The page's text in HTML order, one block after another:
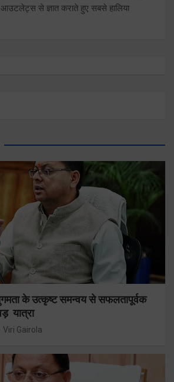
से ज्ञात कराते हुए सबसे हालिया
के उत्कृष्ट समन्वय से सफलतापूर्वक
यात्रा
Viri Gairola